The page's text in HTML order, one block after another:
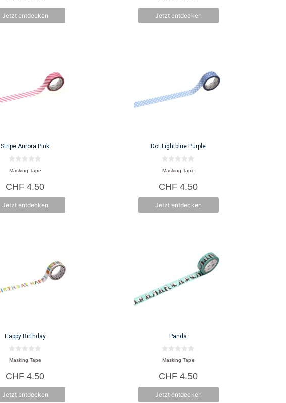
5
Jetzt entdecken Jetzt entdecken
Stripe Aurora Pink
0
v
n
5
Masking Tape
CHF 4.50
Jetzt entdecken
Dot Lightblue Purple
0
v
n
5
Masking Tape
CHF 4.50
Jetzt entdecken
Happy Birthday
0
v
n
5
Masking Tape
CHF 4.50
Jetzt entdecken
Panda
0
v
n
5
Masking Tape
CHF 4.50
Jetzt entdecken